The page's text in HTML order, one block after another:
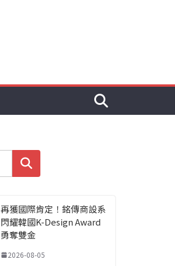
搜尋
再獲國際肯定！銘傳商設系
閃耀韓國K-Design Award
勇奪雙金
2026-08-05